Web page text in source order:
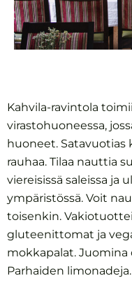
Kahvila-ravintola
virastohuoneessa,
huoneet. Satavuotias
rauhaa. Tilaa nauttia
viereisissä saleissa ja
ympäristössä. Voit
toisenkin.
gluteenittomat ja
mokkapalat. Juomina
Parhaiden limonadeja.